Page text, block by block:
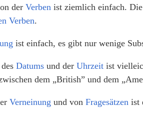
der Verben ist ziemlich einfach.
Verben.
ist einfach, es gibt nur wenige
Datums und der Uhrzeit ist
dem „British” und dem
Verneinung und von Fragesätzen ist